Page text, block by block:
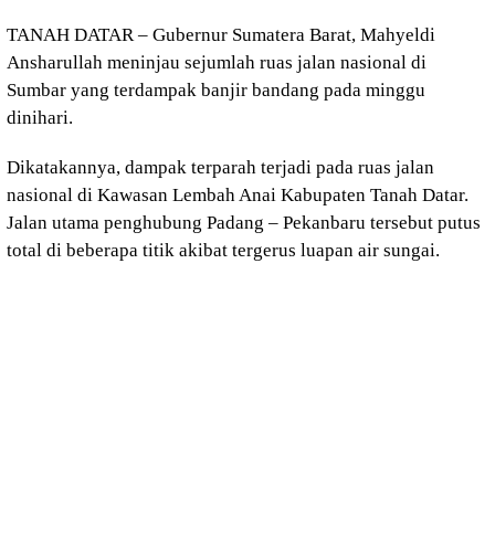
TANAH DATAR – Gubernur Sumatera Barat, Mahyeldi
Ansharullah meninjau sejumlah ruas jalan nasional di
Sumbar yang terdampak banjir bandang pada minggu
dinihari.
Dikatakannya, dampak terparah terjadi pada ruas jalan
nasional di Kawasan Lembah Anai Kabupaten Tanah Datar.
Jalan utama penghubung Padang – Pekanbaru tersebut putus
total di beberapa titik akibat tergerus luapan air sungai.